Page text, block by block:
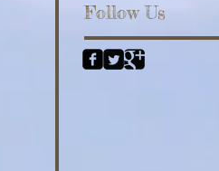
Follow Us